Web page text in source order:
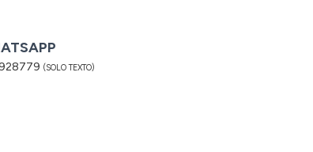
(SOLO TEXTO)